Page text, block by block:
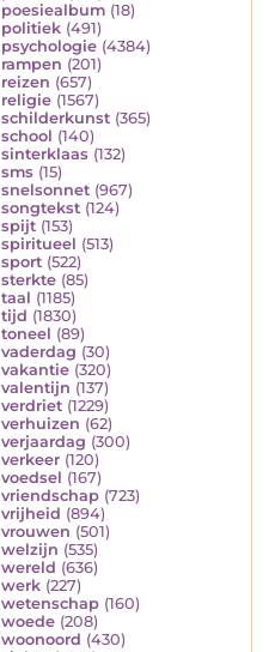
poesiealbum (18)
politiek (491)
psychologie (4384)
rampen (201)
reizen (657)
religie (1567)
schilderkunst (365)
school (140)
sinterklaas (132)
sms (15)
snelsonnet (967)
songtekst (124)
spijt (153)
spiritueel (513)
sport (522)
sterkte (85)
taal (1185)
tijd (1830)
toneel (89)
vaderdag (30)
vakantie (320)
valentijn (137)
verdriet (1229)
verhuizen (62)
verjaardag (300)
verkeer (120)
voedsel (167)
vriendschap (723)
vrijheid (894)
vrouwen (501)
welzijn (535)
wereld (636)
werk (227)
wetenschap (160)
woede (208)
woonoord (430)